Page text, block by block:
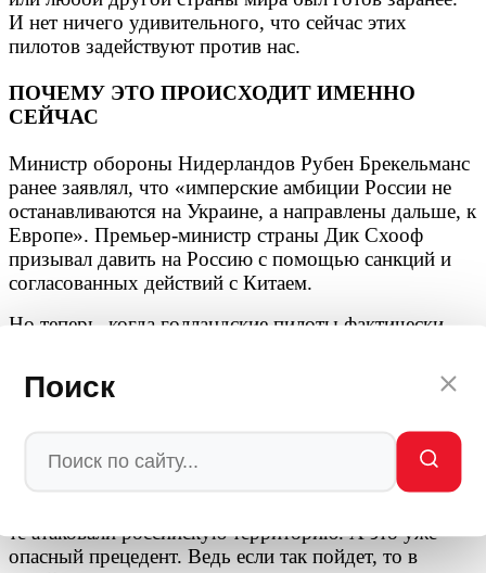
Поиск
И нет ничего удивительного, что сейчас этих
пилотов задействуют против нас.
ПОЧЕМУ ЭТО ПРОИСХОДИТ ИМЕННО
СЕЙЧАС
Министр обороны Нидерландов Рубен Брекельманс
ранее заявлял, что «имперские амбиции России не
останавливаются на Украине, а направлены дальше, к
Европе». Премьер-министр страны Дик Схооф
призывал давить на Россию с помощью санкций и
согласованных действий с Китаем.
Но теперь, когда голландские пилоты фактически
иначе. Это не просто «помощь союзнику». Это
втягивание страны в войну, исход которой не
Создает риски и ситуация, когда и бывшее, и
нынешнее правительства страны пускают пилотов,
те атаковали российскую территорию. А это уже
опасный прецедент. Ведь если так пойдет, то в